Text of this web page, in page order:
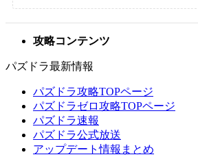
攻略コンテンツ
パズドラ最新情報
パズドラ攻略TOPページ
パズドラゼロ攻略TOPページ
パズドラ速報
パズドラ公式放送
アップデート情報まとめ